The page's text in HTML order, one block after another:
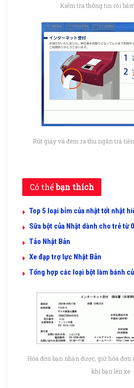
Kiểm tra thông tin rồi
Rút giấy và đem ra thu ngân trả
Có thểbạn thích
Top 5 loại bỉm của nhật tốt nhật
Sữa bột của Nhật dành cho trẻ từ
Tảo Nhật Bản
Xe đạp trợ lực Nhật Bản
Tổng hợp các loại bột làm bánh
Hóa đơn bạn nhận được, giữ hóa đơn
khi bạn lên xe